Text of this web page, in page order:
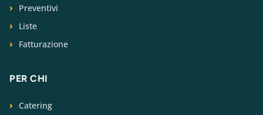
Preventivi
Liste
Fatturazione
PER CHI
Catering